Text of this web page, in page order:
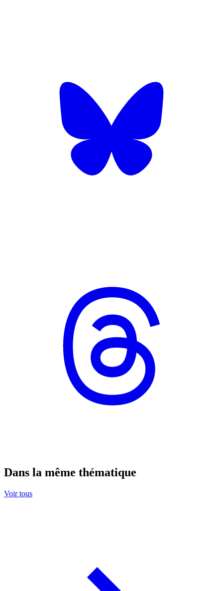
Dans la même thématique
Voir tous